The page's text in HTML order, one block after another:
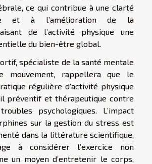
ce qui contribue à une clarté
et à l’amélioration de la
de l’activité physique une
du bien-être global.
spécialiste de la santé mentale
mouvement, rappellera que le
régulière d’activité physique
préventif et thérapeutique contre
psychologiques. L’impact
sur la gestion du stress est
dans la littérature scientifique,
à considérer l’exercice non
un moyen d’entretenir le corps,